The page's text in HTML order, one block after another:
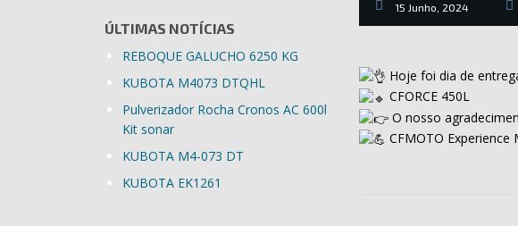
15 Junho, 2024
Hoje foi dia de
CFORCE 450L
O nosso
CFMOTO
ÚLTIMAS NOTÍCIAS
REBOQUE GALUCHO 6250 KG
KUBOTA M4073 DTQHL
Pulverizador Rocha Cronos AC 600l
Kit sonar
KUBOTA M4-073 DT
KUBOTA EK1261